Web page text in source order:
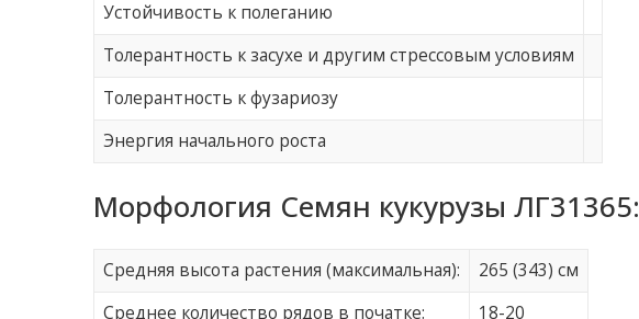
Устойчивость к полеганию
Толерантность к засухе и другим стрессовым условиям
Толерантность к фузариозу
Энергия начального роста
Морфология Семян кукурузы ЛГ31365:
Средняя высота растения (максимальная):
265 (343) см
Среднее количество рядов в початке:
18-20